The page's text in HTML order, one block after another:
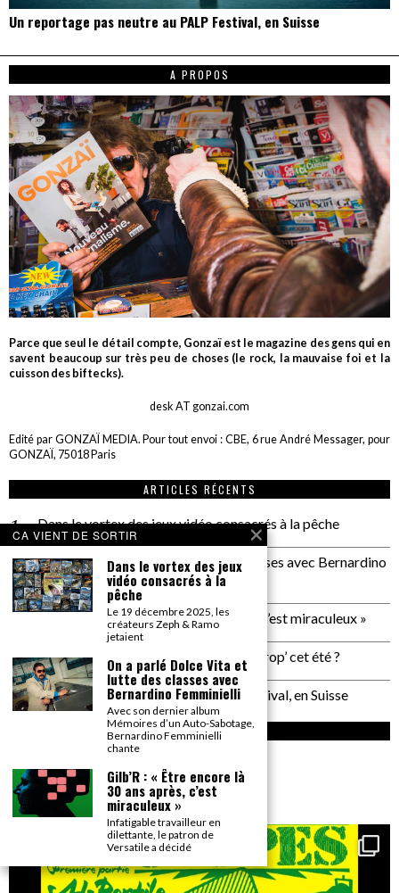
Un reportage pas neutre au PALP Festival, en Suisse
A PROPOS
Parce que seul le détail compte, Gonzaï est le magazine des gens qui en
savent beaucoup sur très peu de choses (le rock, la mauvaise foi et la
cuisson des biftecks).
desk AT gonzai.com
Edité par GONZAÏ MEDIA. Pour tout envoi : CBE, 6 rue André Messager, pour
GONZAÏ, 75018 Paris
ARTICLES RÉCENTS
Dans le vortex des jeux vidéo consacrés à la pêche
On a parlé Dolce Vita et lutte des classes avec Bernardino
Femminielli
Gilb’R : « Être encore là 30 ans après, c’est miraculeux »
Plage de Rock : et si on allait à Saint Trop’ cet été ?
Un reportage pas neutre au PALP Festival, en Suisse
INSTAGRAM
gonzai_magazine
Seul le détail compte.
CA VIENT DE SORTIR
Dans le vortex des jeux
vidéo consacrés à la
pêche
Le 19 décembre 2025, les
créateurs Zeph & Ramo
jetaient
On a parlé Dolce Vita et
lutte des classes avec
Bernardino Femminielli
Avec son dernier album
Mémoires d’un Auto-Sabotage,
Bernardino Femminielli
chante
Gilb’R : « Être encore là
30 ans après, c’est
miraculeux »
Infatigable travailleur en
dilettante, le patron de
Versatile a décidé